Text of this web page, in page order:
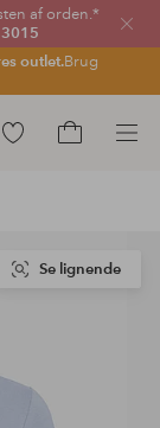
af orden.*
outlet.Brug
Luk
Gå
Se lignende